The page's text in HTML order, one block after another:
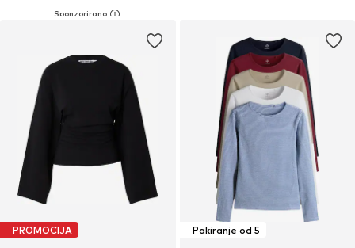
PROMOCIJA Pakiranje od 5